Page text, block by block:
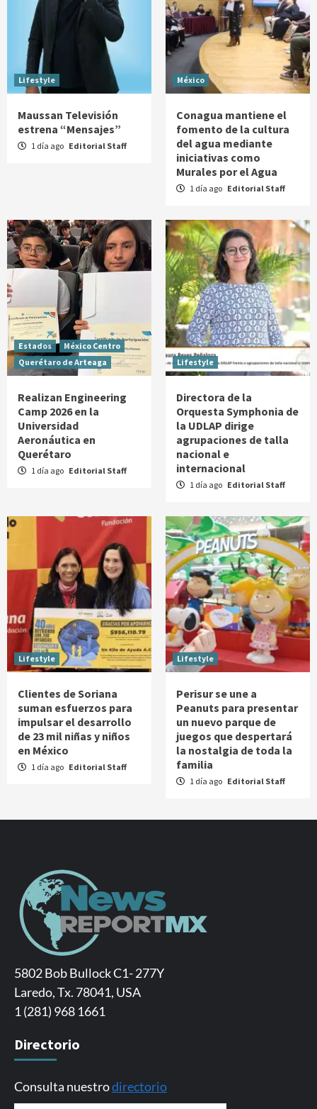
Lifestyle
Maussan Televisión
estrena “Mensajes”
1 día ago Editorial Staff
México
Conagua mantiene el
fomento de la cultura
del agua mediante
iniciativas como
Murales por el Agua
1 día ago Editorial Staff
Estados
México Centro
Querétaro de Arteaga
Realizan Engineering
Camp 2026 en la
Universidad
Aeronáutica en
Querétaro
1 día ago Editorial Staff
Lifestyle
Directora de la
Orquesta Symphonia de
la UDLAP dirige
agrupaciones de talla
nacional e
internacional
1 día ago Editorial Staff
Lifestyle
Clientes de Soriana
suman esfuerzos para
impulsar el desarrollo
de 23 mil niñas y niños
en México
1 día ago Editorial Staff
Lifestyle
Perisur se une a
Peanuts para presentar
un nuevo parque de
juegos que despertará
la nostalgia de toda la
familia
1 día ago Editorial Staff
5802 Bob Bullock C1- 277Y
Laredo, Tx. 78041, USA
1 (281) 968 1661
Directorio
Consulta nuestrodirectorio